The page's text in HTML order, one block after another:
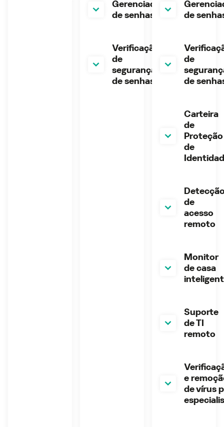
Gerenciador
de senhas
de
Verificação
de
segurança
de senhas
de
de
Carteira
de
Proteção
de
de
acesso
remoto
Monitor
de casa
Suporte
de TI
remoto
e
de vírus